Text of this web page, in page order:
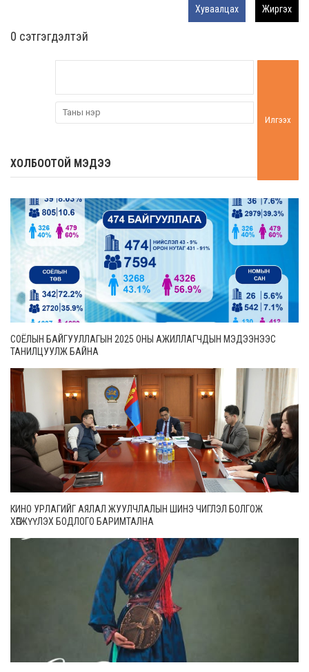
Хуваалцах Жиргэх
0 cэтгэгдэлтэй
Илгээх
ХОЛБООТОЙ МЭДЭЭ
СОЁЛЫН БАЙГУУЛЛАГЫН 2025 ОНЫ АЖИЛЛАГЧДЫН МЭДЭЭНЭЭС
ТАНИЛЦУУЛЖ БАЙНА
КИНО УРЛАГИЙГ АЯЛАЛ ЖУУЛЧЛАЛЫН ШИНЭ ЧИГЛЭЛ БОЛГОЖ
ХӨГЖҮҮЛЭХ БОДЛОГО БАРИМТАЛНА